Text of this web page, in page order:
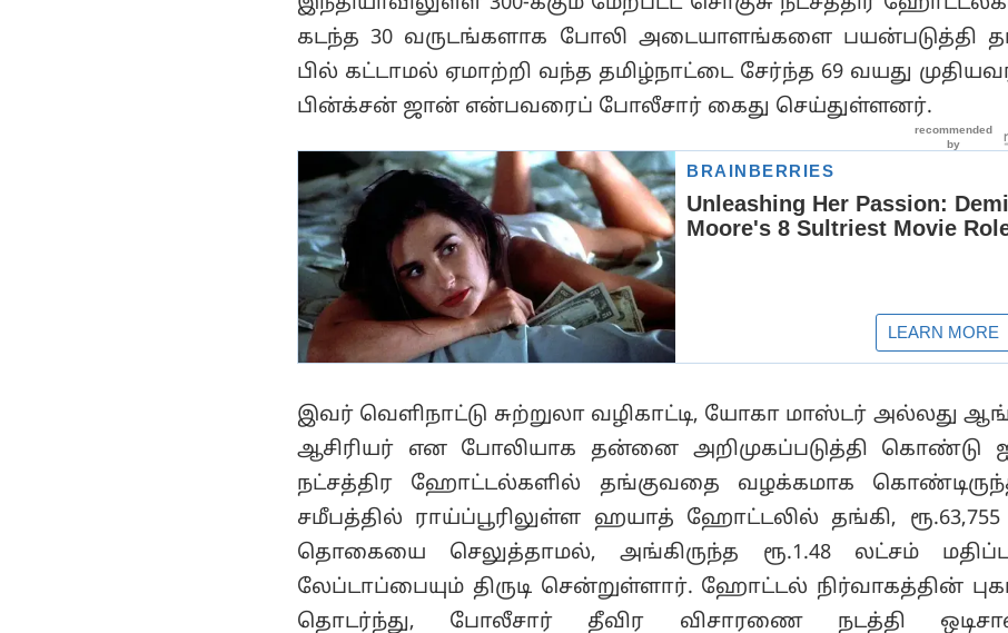
பில் கட்டாமல் ஏமாற்றி வந்த தமிழ்நாட்டை சேர்ந்த 69 வயது
பின்க்சன் ஜான் என்பவரைப் போலீசார் கைது செய்துள்ளனர்.
ஆசிரியர் என போலியாக தன்னை அறிமுகப்படுத்தி கொண்டு
நட்சத்திர ஹோட்டல்களில் தங்குவதை வழக்கமாக
சமீபத்தில் ராய்ப்பூரிலுள்ள ஹயாத் ஹோட்டலில் தங்கி, ரூ.63,755
தொகையை செலுத்தாமல், அங்கிருந்த ரூ.1.48 லட்சம்
லேப்டாப்பையும் திருடி சென்றுள்ளார். ஹோட்டல் நிர்வாகத்தின்
தொடர்ந்து, போலீசார் தீவிர விசாரணை நடத்தி
புவனேஸ்வரில் இவரை கைது செய்து லேப்டாப்பை மீட்டனர்.